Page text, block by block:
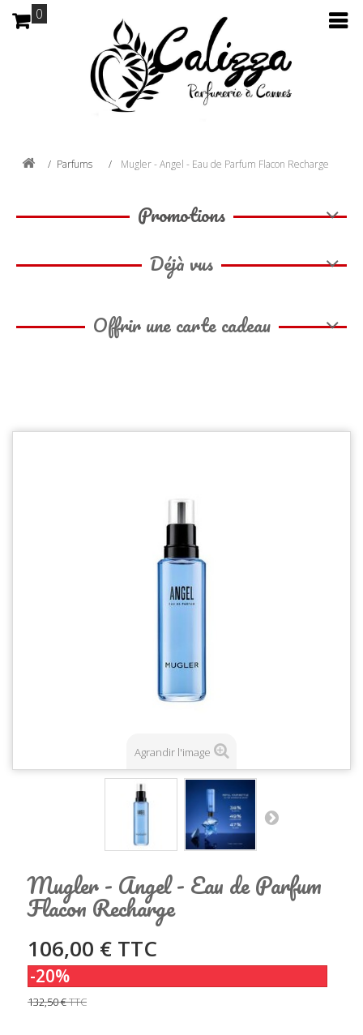
0
Parfums Mugler - Angel - Eau de Parfum Flacon Recharge
Promotions
Déjà vus
Offrir une carte cadeau
Agrandir l'image
Mugler - Angel - Eau de Parfum
Flacon Recharge
106,00 € TTC
-20%
132,50 €TTC